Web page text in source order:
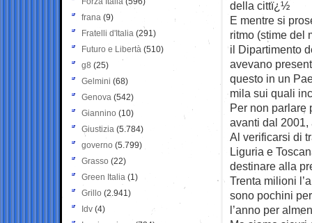
della cittï¿½
E mentre si
ritmo (stime del
il Dipartimento
avevano
questo in un
mila sui quali
Per non parlare
avanti dal
Al verificarsi di
Liguria e
destinare alla
Trenta milioni
sono pochini
l’anno per
frana (9)
Fratelli d'Italia (291)
Futuro e Libertà (510)
g8 (25)
Gelmini (68)
Genova (542)
Giannino (10)
Giustizia (5.784)
governo (5.799)
Grasso (22)
Green Italia (1)
Grillo (2.941)
Idv (4)